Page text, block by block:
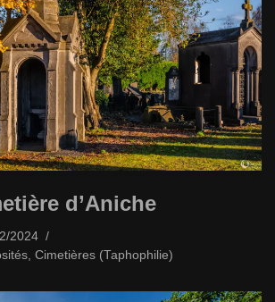
d’Aniche
2024
, Cimetières (Taphophilie)